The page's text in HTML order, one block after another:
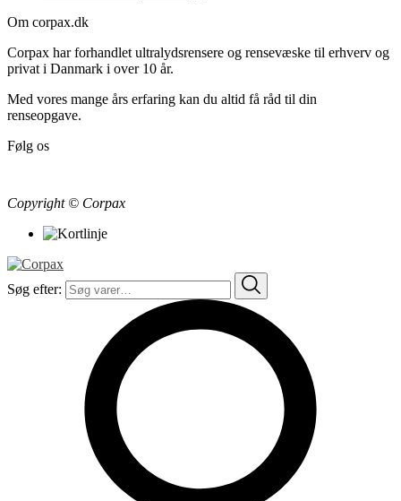
Om corpax.dk
Corpax har forhandlet ultralydsrensere og rensevæske til erhverv og
privat i Danmark i over 10 år.
Med vores mange års erfaring kan du altid få råd til din
renseopgave.
Følg os
Copyright © Corpax
Søg efter: